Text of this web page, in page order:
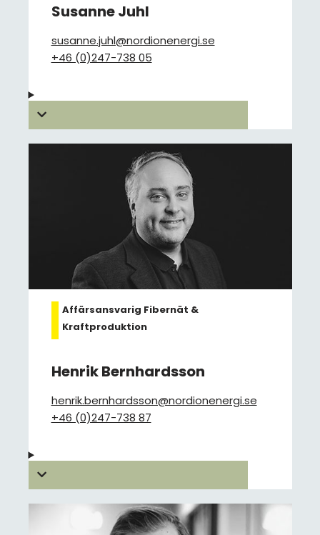
Susanne Juhl
susanne.juhl@nordionenergi.se
+46 (0)247-738 05
Affärsansvarig Fibernät &
Kraftproduktion
Henrik Bernhardsson
henrik.bernhardsson@nordionenergi.se
+46 (0)247-738 87